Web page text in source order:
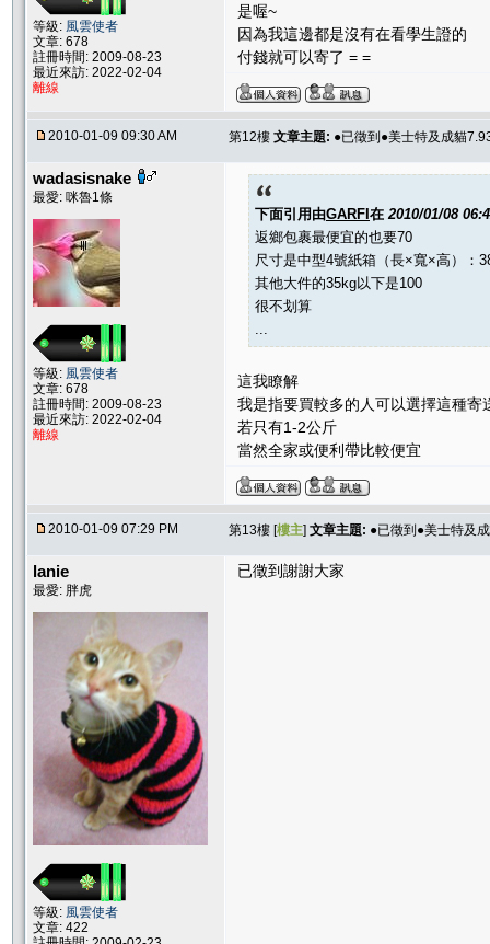
等級: 風雲使者
文章: 678
註冊時間: 2009-08-23
最近來訪: 2022-02-04
離線
是喔~
因為我這邊都是沒有在看學生證的
付錢就可以寄了 = =
2010-01-09 09:30 AM 第12樓 文章主題: ●已徵到●美士特及成貓
wadasisnake
最愛: 咪魯1條
等級: 風雲使者
文章: 678
註冊時間: 2009-08-23
最近來訪: 2022-02-04
離線
下面引用由GARFI在 2010/01/08
返鄉包裹最便宜的也要70
尺寸是中型4號紙箱（長×寬×高）：
其他大件的35kg以下是100
很不划算
這我瞭解
我是指要買較多的人可以選擇這種寄
若只有1-2公斤
當然全家或便利帶比較便宜
2010-01-09 07:29 PM 第13樓 [樓主] 文章主題: ●已徵到●美士特及
lanie
最愛: 胖虎
等級: 風雲使者
文章: 422
已徵到謝謝大家